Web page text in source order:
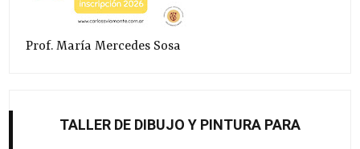
Prof. María Mercedes Sosa
TALLER DE DIBUJO Y PINTURA PARA